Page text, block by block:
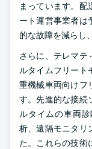
まっています。配
ート運営事業者は
的な故障を減らし
さらに、テレマテ
ルタイムフリート
重機械車両向けフ
す。先進的な接続
ルタイムの車両
析、遠隔モニタリ
た。これらの技術